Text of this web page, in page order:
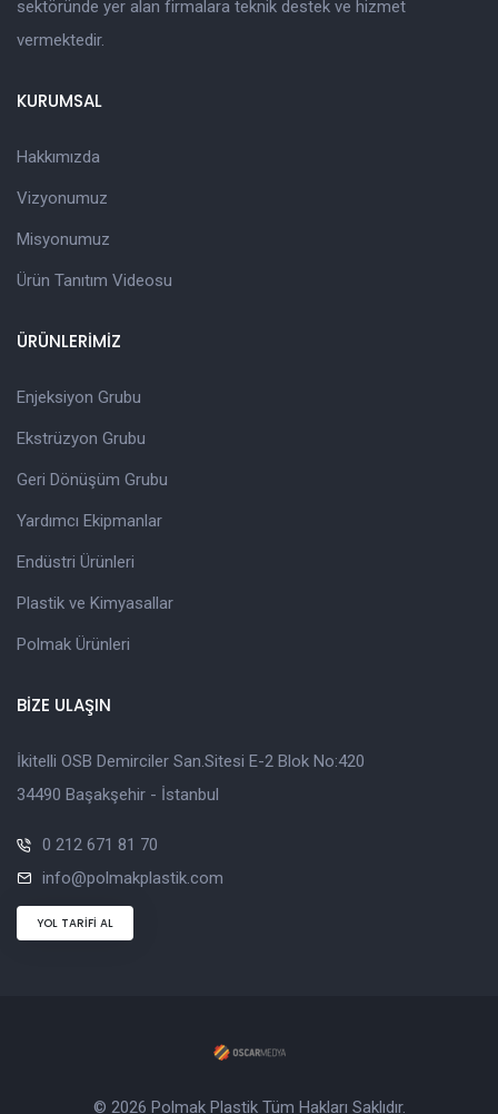
sektöründe yer alan firmalara teknik destek ve hizmet
vermektedir.
KURUMSAL
Hakkımızda
Vizyonumuz
Misyonumuz
Ürün Tanıtım Videosu
ÜRÜNLERİMİZ
Enjeksiyon Grubu
Ekstrüzyon Grubu
Geri Dönüşüm Grubu
Yardımcı Ekipmanlar
Endüstri Ürünleri
Plastik ve Kimyasallar
Polmak Ürünleri
BİZE ULAŞIN
İkitelli OSB Demirciler San.Sitesi E-2 Blok No:420
34490 Başakşehir - İstanbul
0 212 671 81 70
info@polmakplastik.com
YOL TARİFİ AL
© 2026 Polmak Plastik Tüm Hakları Saklıdır.